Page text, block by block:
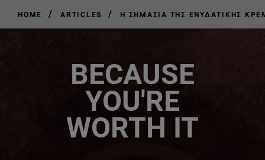
HOME / ARTICLES / Η ΣΗΜΑΣΊΑ ΤΗΣ ΕΝΥΔΑΤΙΚΉΣ
BECAUSE
YOU'RE
WORTH IT